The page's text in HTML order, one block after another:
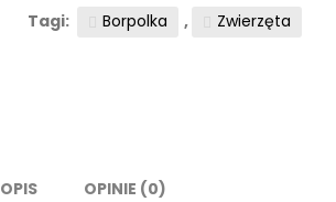
Tagi:
Borpolka , Zwierzęta
OPIS OPINIE (0)